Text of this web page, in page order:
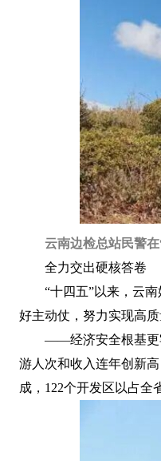
云南边检总站民警
全力交出硬核答卷
“十四五”以来，云
好主动仗，努力实现高
——经济安全根基更
游人次和收入连年创新
成，122个开发区以占全